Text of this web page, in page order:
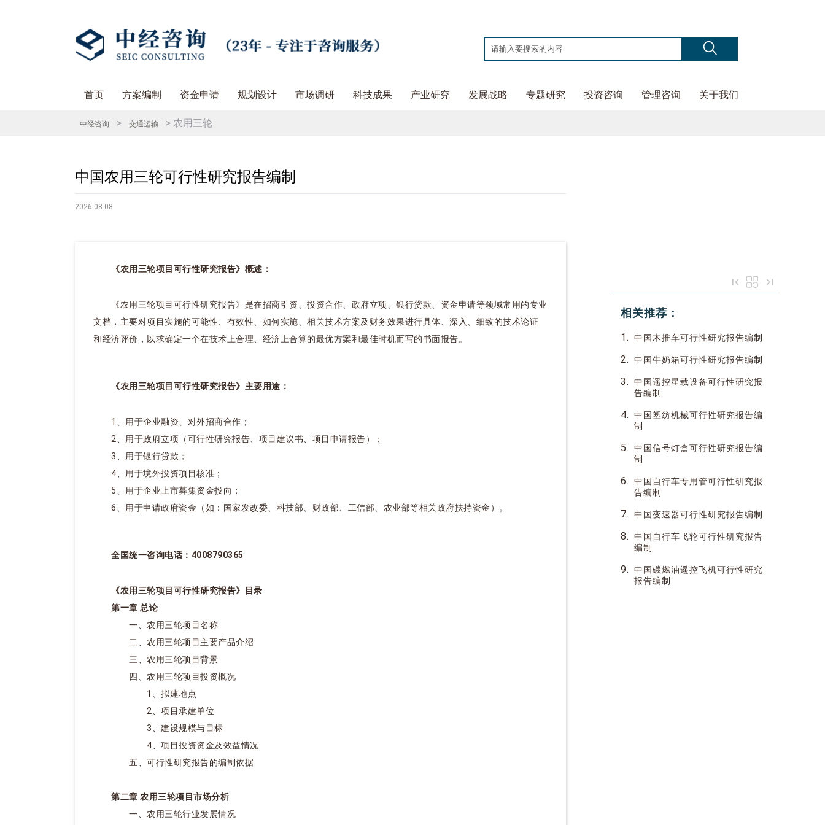
首页 方案编制 资金申请 规划设计 市场调研 科技成果 产业研究 发展战略 专题研究 投资咨询 管理咨询 关于我们
中经咨询 > 交通运输 > 农用三轮
中国农用三轮可行性研究报告编制
2026-08-08
《农用三轮项目可行性研究报告》概述：
《农用三轮项目可行性研究报告》是在招商引资、投资合作、政府立项、银行贷款、资金申请等领域常用的专业
文档，主要对项目实施的可能性、有效性、如何实施、相关技术方案及财务效果进行具体、深入、细致的技术论证
和经济评价，以求确定一个在技术上合理、经济上合算的最优方案和最佳时机而写的书面报告。
《农用三轮项目可行性研究报告》主要用途：
1、用于企业融资、对外招商合作；
2、用于政府立项（可行性研究报告、项目建议书、项目申请报告）；
3、用于银行贷款；
4、用于境外投资项目核准；
5、用于企业上市募集资金投向；
6、用于申请政府资金（如：国家发改委、科技部、财政部、工信部、农业部等相关政府扶持资金）。
全国统一咨询电话：4008790365
《农用三轮项目可行性研究报告》目录
第一章 总论
一、农用三轮项目名称
二、农用三轮项目主要产品介绍
三、农用三轮项目背景
四、农用三轮项目投资概况
1、拟建地点
2、项目承建单位
3、建设规模与目标
4、项目投资资金及效益情况
五、可行性研究报告的编制依据
第二章 农用三轮项目市场分析
一、农用三轮行业发展情况
相关推荐：
1. 中国木推车可行性研究报告编制
2. 中国牛奶箱可行性研究报告编制
3.
中国遥控星载设备可行性研究报
告编制
4.
中国塑纺机械可行性研究报告编
制
5.
中国信号灯盒可行性研究报告编
制
6.
中国自行车专用管可行性研究报
告编制
7. 中国变速器可行性研究报告编制
8.
中国自行车飞轮可行性研究报告
编制
9.
中国碳燃油遥控飞机可行性研究
报告编制